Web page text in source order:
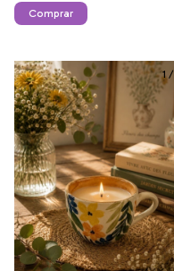
Comprar
1 /